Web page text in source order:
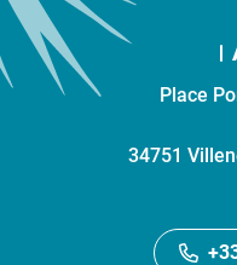
Place
34751